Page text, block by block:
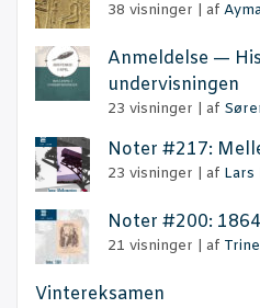
38 visninger af
Anmel­del­se —
undervisningen
23 visninger af
Noter #217:
23 visninger af Lars
Noter #200: 1864
21 visninger af
Vin­ter­ek­sa­men